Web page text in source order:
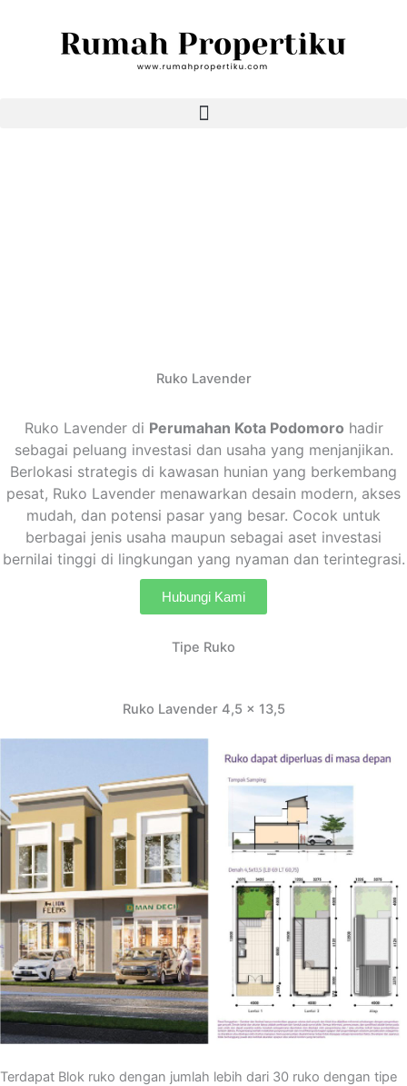
Ruko Lavender
Ruko Lavender di Perumahan Kota Podomoro hadir
sebagai peluang investasi dan usaha yang menjanjikan.
Berlokasi strategis di kawasan hunian yang berkembang
pesat, Ruko Lavender menawarkan desain modern, akses
mudah, dan potensi pasar yang besar. Cocok untuk
berbagai jenis usaha maupun sebagai aset investasi
bernilai tinggi di lingkungan yang nyaman dan terintegrasi.
Hubungi Kami
Tipe Ruko
Ruko Lavender 4,5 x 13,5
Terdapat Blok ruko dengan jumlah lebih dari 30 ruko dengan tipe